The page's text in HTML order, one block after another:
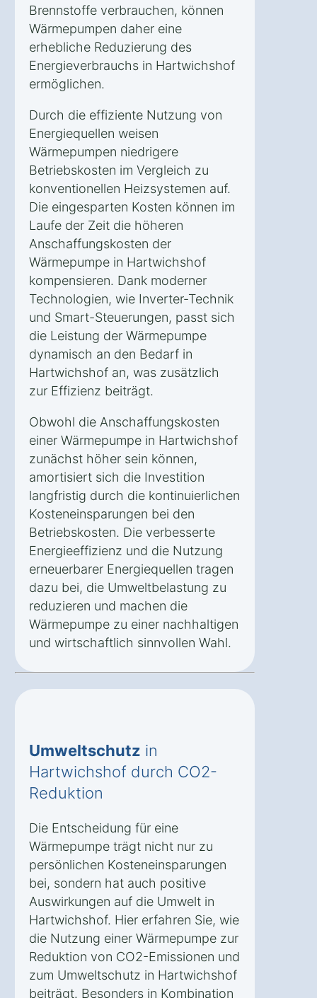
Brennstoffe verbrauchen, können
Wärmepumpen daher eine
erhebliche Reduzierung des
Energieverbrauchs in Hartwichshof
ermöglichen.
Durch die effiziente Nutzung von
Energiequellen weisen
Wärmepumpen niedrigere
Betriebskosten im Vergleich zu
konventionellen Heizsystemen auf.
Die eingesparten Kosten können im
Laufe der Zeit die höheren
Anschaffungskosten der
Wärmepumpe in Hartwichshof
kompensieren. Dank moderner
Technologien, wie Inverter-Technik
und Smart-Steuerungen, passt sich
die Leistung der Wärmepumpe
dynamisch an den Bedarf in
Hartwichshof an, was zusätzlich
zur Effizienz beiträgt.
Obwohl die Anschaffungskosten
einer Wärmepumpe in Hartwichshof
zunächst höher sein können,
amortisiert sich die Investition
langfristig durch die kontinuierlichen
Kosteneinsparungen bei den
Betriebskosten. Die verbesserte
Energieeffizienz und die Nutzung
erneuerbarer Energiequellen tragen
dazu bei, die Umweltbelastung zu
reduzieren und machen die
Wärmepumpe zu einer nachhaltigen
und wirtschaftlich sinnvollen Wahl.
Umweltschutz in
Hartwichshof durch CO2-
Reduktion
Die Entscheidung für eine
Wärmepumpe trägt nicht nur zu
persönlichen Kosteneinsparungen
bei, sondern hat auch positive
Auswirkungen auf die Umwelt in
Hartwichshof. Hier erfahren Sie, wie
die Nutzung einer Wärmepumpe zur
Reduktion von CO2-Emissionen und
zum Umweltschutz in Hartwichshof
beiträgt. Besonders in Kombination